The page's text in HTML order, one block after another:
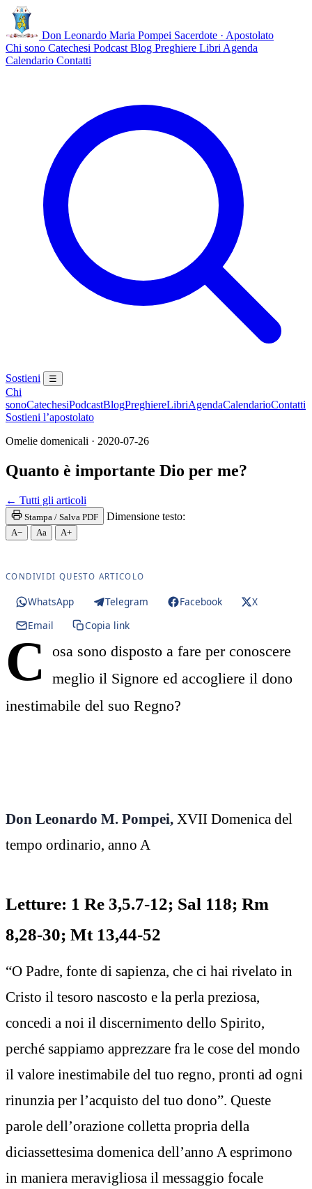
Don Leonardo Maria Pompei Sacerdote · Apostolato
Chi sono Catechesi Podcast Blog Preghiere Libri Agenda
Calendario Contatti
Sostieni ☰
Chi
sonoCatechesiPodcastBlogPreghiereLibriAgendaCalendarioContatti
Sostieni l’apostolato
Omelie domenicali · 2020-07-26
Quanto è importante Dio per me?
← Tutti gli articoli
Stampa / Salva PDF Dimensione testo:
A− Aa A+
CONDIVIDI QUESTO ARTICOLO
WhatsApp Telegram Facebook
X
Email
Copia link
C
osa sono disposto a fare per conoscere
meglio il Signore ed accogliere il dono
inestimabile del suo Regno?
Don Leonardo M. Pompei, XVII Domenica del
tempo ordinario, anno A
Letture: 1 Re 3,5.7-12; Sal 118; Rm
8,28-30; Mt 13,44-52
“O Padre, fonte di sapienza, che ci hai rivelato in
Cristo il tesoro nascosto e la perla preziosa,
concedi a noi il discernimento dello Spirito,
perché sappiamo apprezzare fra le cose del mondo
il valore inestimabile del tuo regno, pronti ad ogni
rinunzia per l’acquisto del tuo dono”. Queste
parole dell’orazione colletta propria della
diciassettesima domenica dell’anno A esprimono
in maniera meravigliosa il messaggio focale